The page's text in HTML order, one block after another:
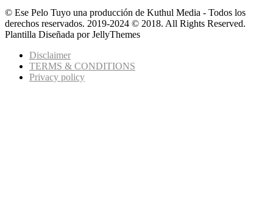
© Ese Pelo Tuyo una producción de Kuthul Media - Todos los
derechos reservados. 2019-2024 © 2018. All Rights Reserved.
Plantilla Diseñada por JellyThemes
Disclaimer
TERMS & CONDITIONS
Privacy policy